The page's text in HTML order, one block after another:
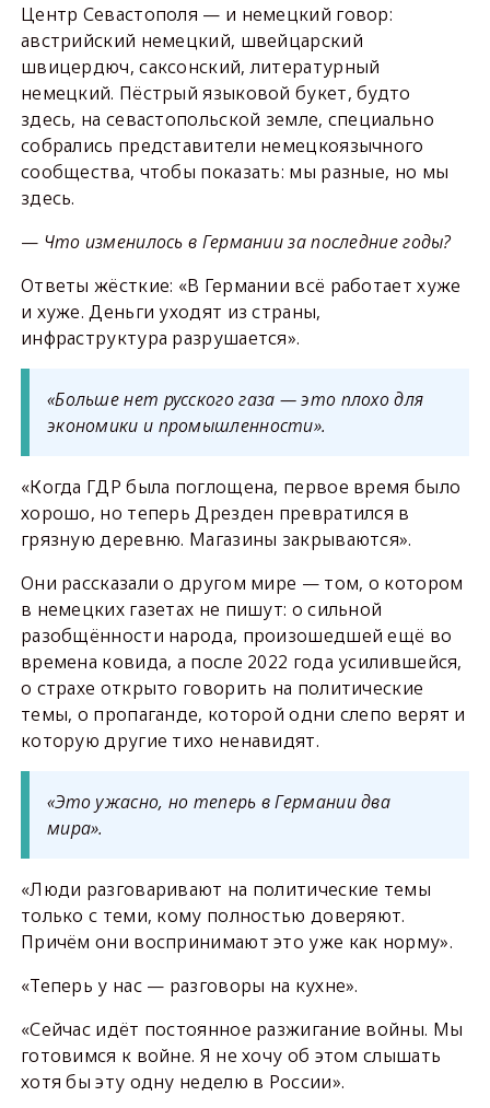
Центр Севастополя — и немецкий говор:
австрийский немецкий, швейцарский
швицердюч, саксонский, литературный
немецкий. Пёстрый языковой букет, будто
здесь, на севастопольской земле, специально
собрались представители немецкоязычного
сообщества, чтобы показать: мы разные, но мы
здесь.
— Что изменилось в Германии за последние годы?
Ответы жёсткие: «В Германии всё работает хуже
и хуже. Деньги уходят из страны,
инфраструктура разрушается».
«Больше нет русского газа — это плохо для
экономики и промышленности».
«Когда ГДР была поглощена, первое время было
хорошо, но теперь Дрезден превратился в
грязную деревню. Магазины закрываются».
Они рассказали о другом мире — том, о котором
в немецких газетах не пишут: о сильной
разобщённости народа, произошедшей ещё во
времена ковида, а после 2022 года усилившейся,
о страхе открыто говорить на политические
темы, о пропаганде, которой одни слепо верят и
которую другие тихо ненавидят.
«Это ужасно, но теперь в Германии два
мира».
«Люди разговаривают на политические темы
только с теми, кому полностью доверяют.
Причём они воспринимают это уже как норму».
«Теперь у нас — разговоры на кухне».
«Сейчас идёт постоянное разжигание войны. Мы
готовимся к войне. Я не хочу об этом слышать
хотя бы эту одну неделю в России».